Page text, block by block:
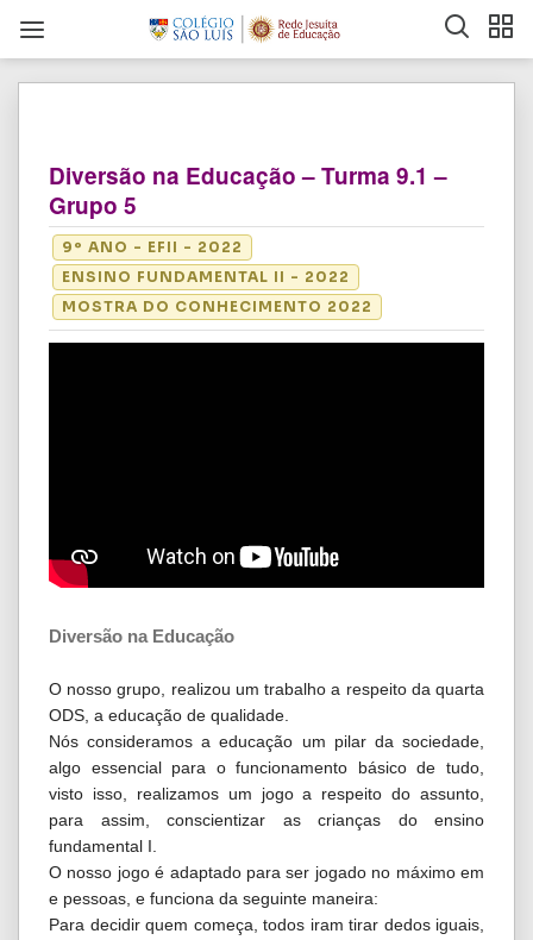
Diversão na Educação – Turma 9.1 –
Grupo 5
9º ANO - EFII - 2022
ENSINO FUNDAMENTAL II - 2022
MOSTRA DO CONHECIMENTO 2022
Diversão na Educação
O nosso grupo, realizou um trabalho a respeito da quarta
ODS, a educação de qualidade.
Nós consideramos a educação um pilar da sociedade,
algo essencial para o funcionamento básico de tudo,
visto isso, realizamos um jogo a respeito do assunto,
para assim, conscientizar as crianças do ensino
fundamental I.
O nosso jogo é adaptado para ser jogado no máximo em
e pessoas, e funciona da seguinte maneira:
Para decidir quem começa, todos iram tirar dedos iguais,